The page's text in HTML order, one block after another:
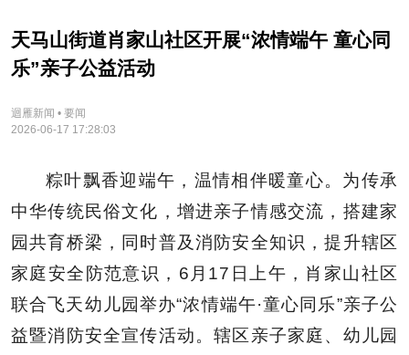
天马山街道肖家山社区开展“浓情端午 童心同
乐”亲子公益活动
迴雁新闻 • 要闻
2026-06-17 17:28:03
粽叶飘香迎端午，温情相伴暖童心。为传承
中华传统民俗文化，增进亲子情感交流，搭建家
园共育桥梁，同时普及消防安全知识，提升辖区
家庭安全防范意识，6月17日上午，肖家山社区
联合飞天幼儿园举办“浓情端午·童心同乐”亲子公
益暨消防安全宣传活动。辖区亲子家庭、幼儿园